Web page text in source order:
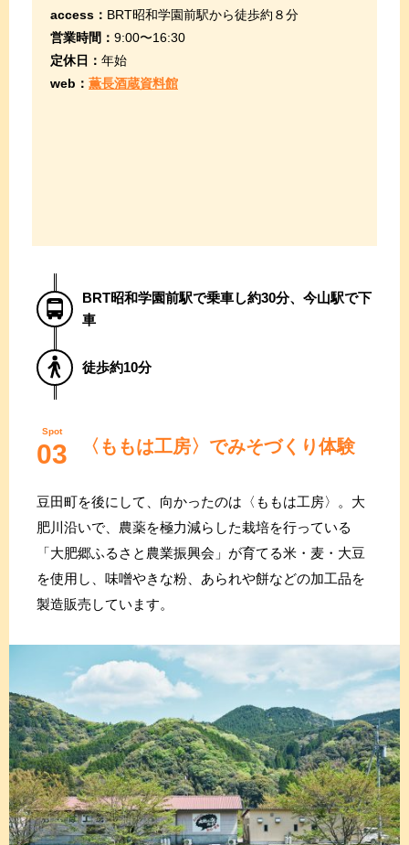
access： BRT昭和学園前駅から徒歩約８分
営業時間： 9:00〜16:30
定休日： 年始
web： 薫長酒蔵資料館
BRT昭和学園前駅で乗車し約30分、今山駅で下
車
徒歩約10分
Spot
03 〈ももは工房〉でみそづくり体験
豆田町を後にして、向かったのは〈ももは工房〉。大
肥川沿いで、農薬を極力減らした栽培を行っている
「大肥郷ふるさと農業振興会」が育てる米・麦・大豆
を使用し、味噌やきな粉、あられや餅などの加工品を
製造販売しています。